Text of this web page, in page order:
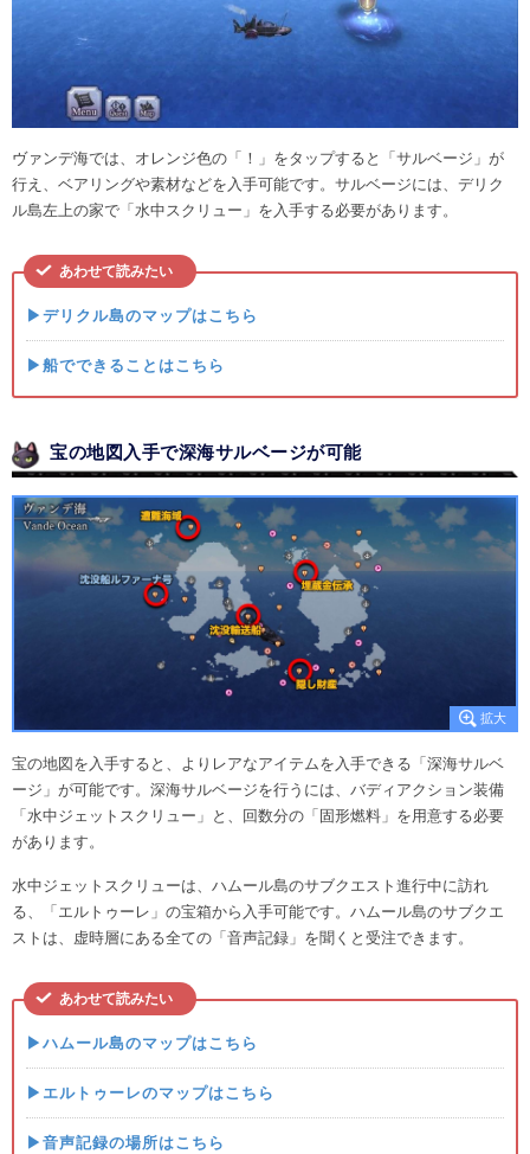
ヴァンデ海では、オレンジ色の「！」をタップすると「サルベージ」が
行え、ベアリングや素材などを入手可能です。サルベージには、デリク
ル島左上の家で「水中スクリュー」を入手する必要があります。
あわせて読みたい
▶デリクル島のマップはこちら
▶船でできることはこちら
宝の地図入手で深海サルベージが可能
宝の地図を入手すると、よりレアなアイテムを入手できる「深海サルベ
ージ」が可能です。深海サルベージを行うには、バディアクション装備
「水中ジェットスクリュー」と、回数分の「固形燃料」を用意する必要
があります。
水中ジェットスクリューは、ハムール島のサブクエスト進行中に訪れ
る、「エルトゥーレ」の宝箱から入手可能です。ハムール島のサブクエ
ストは、虚時層にある全ての「音声記録」を聞くと受注できます。
あわせて読みたい
▶ハムール島のマップはこちら
▶エルトゥーレのマップはこちら
▶音声記録の場所はこちら